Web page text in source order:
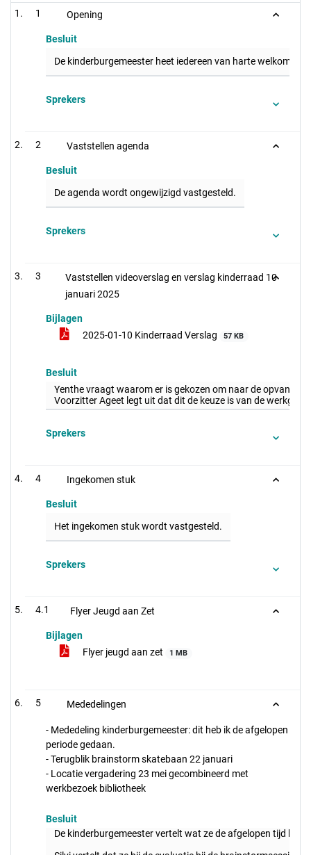
1 Opening
Besluit
De kinderburgemeester heet iedereen van harte welkom
Sprekers
2 Vaststellen agenda
Besluit
De agenda wordt ongewijzigd vastgesteld.
Sprekers
3
Vaststellen videoverslag en verslag kinderraad 10
januari 2025
Bijlagen
2025-01-10 Kinderraad Verslag
57 KB
Besluit
Yenthe vraagt waarom er is gekozen om naar de opvang
Voorzitter Ageet legt uit dat dit de keuze is van de
Sprekers
4 Ingekomen stuk
Besluit
Het ingekomen stuk wordt vastgesteld.
Sprekers
4.1 Flyer Jeugd aan Zet
Bijlagen
Flyer jeugd aan zet
1 MB
5 Mededelingen
- Mededeling kinderburgemeester: dit heb ik de afgelopen
periode gedaan.
- Terugblik brainstorm skatebaan 22 januari
- Locatie vergadering 23 mei gecombineerd met
werkbezoek bibliotheek
Besluit
De kinderburgemeester vertelt wat ze de afgelopen tijd